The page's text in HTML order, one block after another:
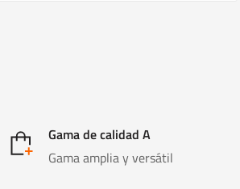
Gama de calidad A
Gama amplia y versátil